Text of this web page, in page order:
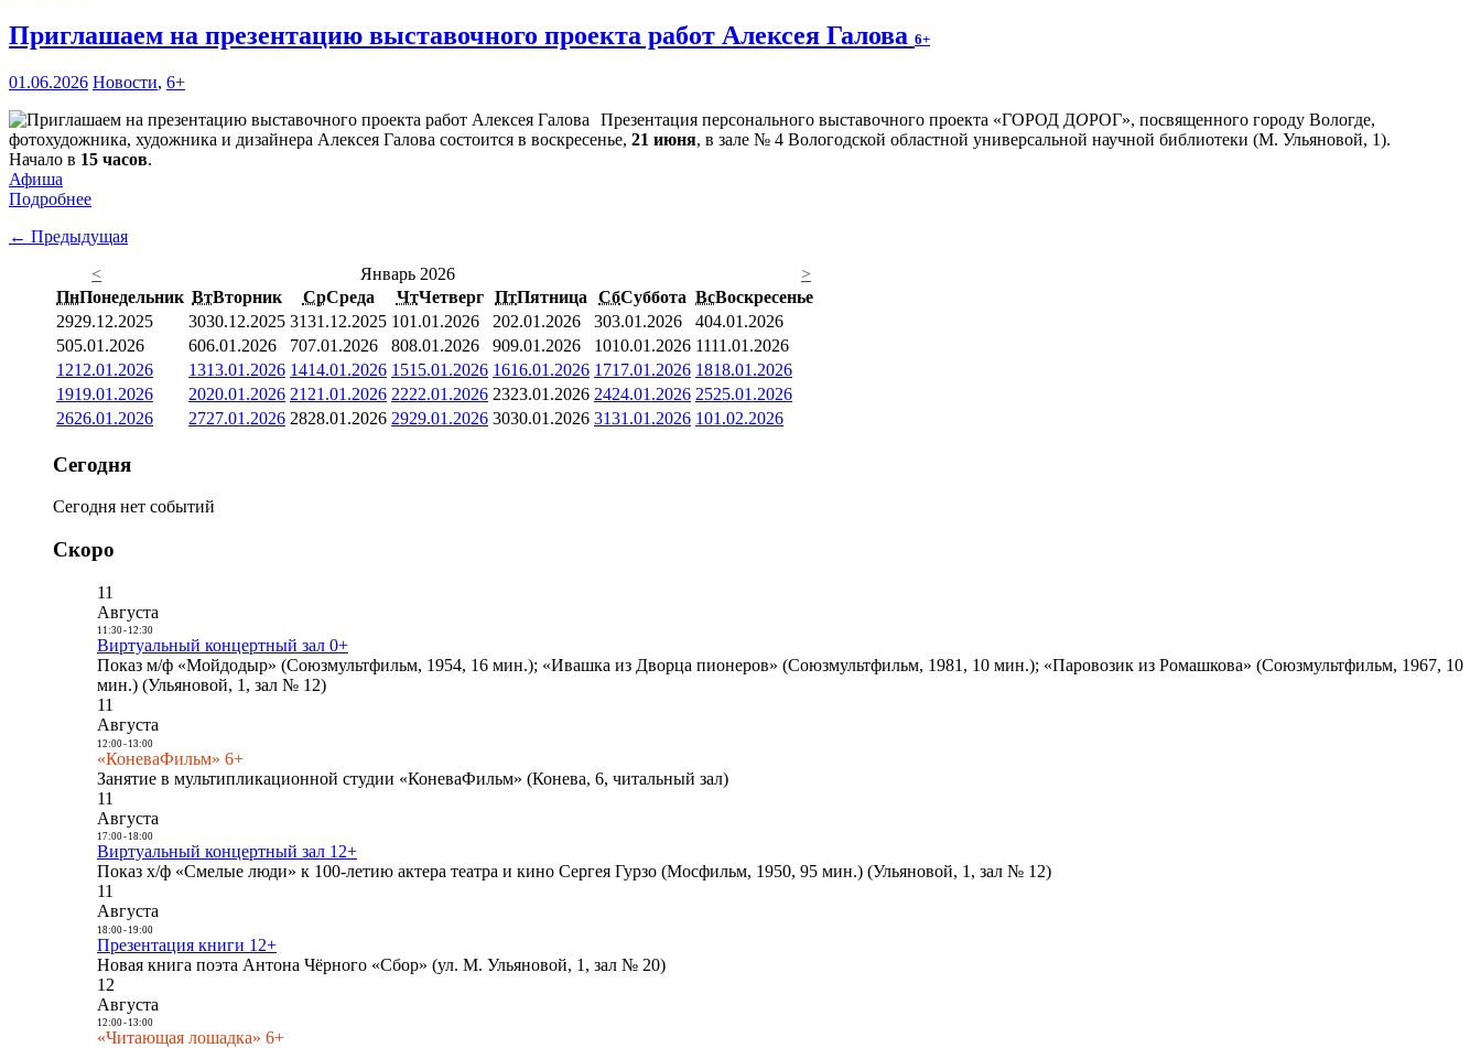
Приглашаем на презентацию выставочного проекта работ Алексея Галова 6+
01.06.2026 Новости, 6+
Презентация персонального выставочного проекта «ГОРОД ДОРОГ», посвященного городу Вологде,
фотохудожника, художника и дизайнера Алексея Галова состоится в воскресенье, 21 июня, в зале № 4 Вологодской областной универсальной научной библиотеки (М. Ульяновой, 1).
Начало в 15 часов.
Афиша
Подробнее
← Предыдущая
<
Январь 2026
>
ПнПонедельник ВтВторник СрСреда ЧтЧетверг ПтПятница СбСуббота ВсВоскресенье
2929.12.2025 3030.12.2025 3131.12.2025 101.01.2026 202.01.2026 303.01.2026 404.01.2026
505.01.2026 606.01.2026 707.01.2026 808.01.2026 909.01.2026 1010.01.2026 1111.01.2026
1212.01.2026 1313.01.2026 1414.01.2026 1515.01.2026 1616.01.2026 1717.01.2026 1818.01.2026
1919.01.2026 2020.01.2026 21 21.01.2026 2222.01.2026 2323.01.2026 2424.01.2026 2525.01.2026
2626.01.2026 2727.01.2026 2828.01.2026 2929.01.2026 3030.01.2026 3131.01.2026 101.02.2026
Сегодня
Сегодня нет событий
Скоро
11
Августа
11:30- 12:30
Виртуальный концертный зал 0+
Показ м/ф «Мойдодыр» (Союзмультфильм, 1954, 16 мин.); «Ивашка из Дворца пионеров» (Союзмультфильм, 1981, 10 мин.); «Паровозик из Ромашкова» (Союзмультфильм, 1967, 10
мин.) (Ульяновой, 1, зал № 12)
11
Августа
12:00- 13:00
«КоневаФильм» 6+
Занятие в мультипликационной студии «КоневаФильм» (Конева, 6, читальный зал)
11
Августа
17:00- 18:00
Виртуальный концертный зал 12+
Показ х/ф «Смелые люди» к 100-летию актера театра и кино Сергея Гурзо (Мосфильм, 1950, 95 мин.) (Ульяновой, 1, зал № 12)
11
Августа
18:00- 19:00
Презентация книги 12+
Новая книга поэта Антона Чёрного «Сбор» (ул. М. Ульяновой, 1, зал № 20)
12
Августа
12:00- 13:00
«Читающая лошадка» 6+